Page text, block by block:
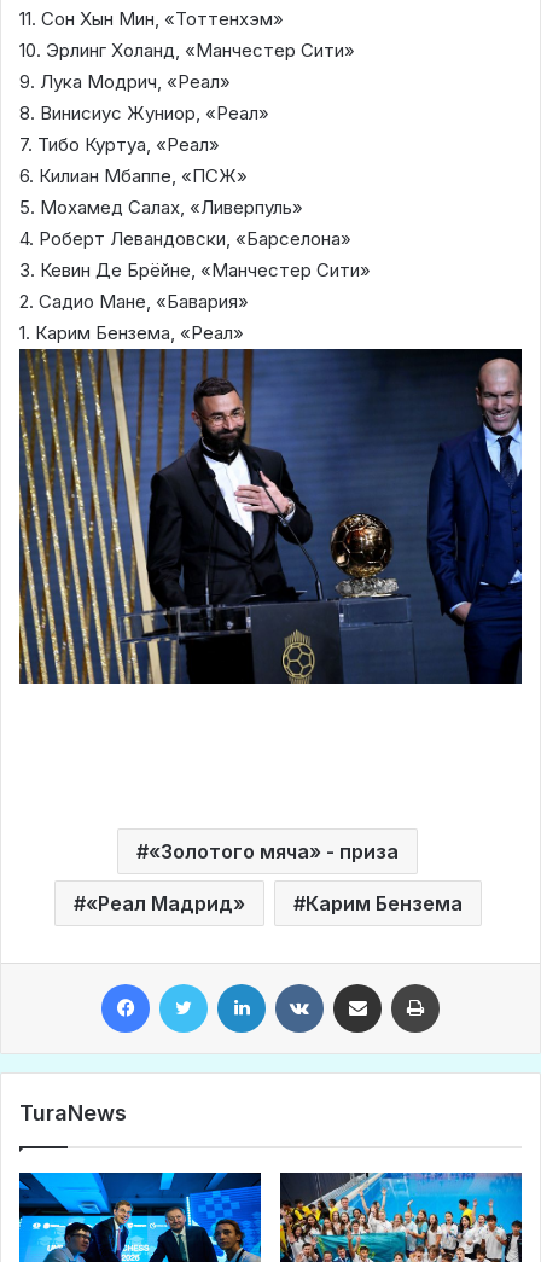
11. Сон Хын Мин, «Тоттенхэм»
10. Эрлинг Холанд, «Манчестер Сити»
9. Лука Модрич, «Реал»
8. Винисиус Жуниор, «Реал»
7. Тибо Куртуа, «Реал»
6. Килиан Мбаппе, «ПСЖ»
5. Мохамед Салах, «Ливерпуль»
4. Роберт Левандовски, «Барселона»
3. Кевин Де Брёйне, «Манчестер Сити»
2. Садио Мане, «Бавария»
1. Карим Бензема, «Реал»
«Золотого мяча» - приза
«Реал Мадрид» Карим Бензема
TuraNews